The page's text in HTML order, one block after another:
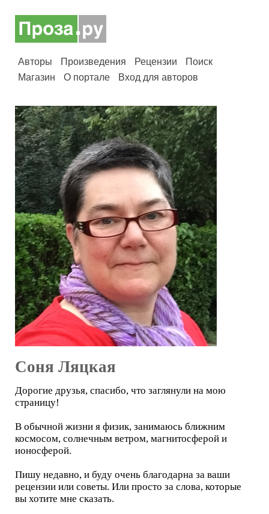
Авторы Произведения Рецензии
Поиск
Магазин
О портале Вход для авторов
Соня Ляцкая
Дорогие друзья, спасибо, что заглянули на мою
страницу!
В обычной жизни я физик, занимаюсь ближним
космосом, солнечным ветром, магнитосферой и
ионосферой.
Пишу недавно, и буду очень благодарна за ваши
рецензии или советы. Или просто за слова, которые
вы хотите мне сказать.